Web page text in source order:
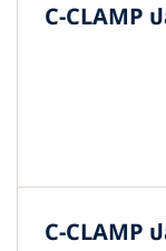
C-CLAMP
C-CLAMP